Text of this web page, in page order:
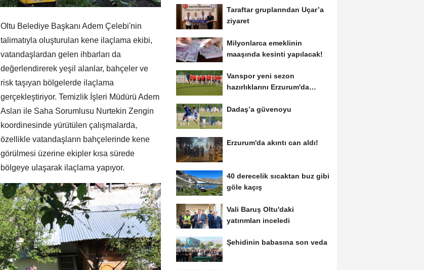
Oltu Belediye Başkanı Adem Çelebi'nin
talimatıyla oluşturulan kene ilaçlama ekibi,
vatandaşlardan gelen ihbarları da
değerlendirerek yeşil alanlar, bahçeler ve
risk taşıyan bölgelerde ilaçlama
gerçekleştiriyor. Temizlik İşleri Müdürü Adem
Aslan ile Saha Sorumlusu Nurtekin Zengin
koordinesinde yürütülen çalışmalarda,
özellikle vatandaşların bahçelerinde kene
görülmesi üzerine ekipler kısa sürede
bölgeye ulaşarak ilaçlama yapıyor.
Taraftar gruplarından Uçar’a
ziyaret
Milyonlarca emeklinin
maaşında kesinti yapılacak!
Vanspor yeni sezon
hazırlıklarını Erzurum'da
Dadaş’a güvenoyu
Erzurum'da akıntı can aldı!
40 derecelik sıcaktan buz gibi
göle kaçış
Vali Baruş Oltu'daki
yatırımları inceledi
Şehidinin babasına son veda